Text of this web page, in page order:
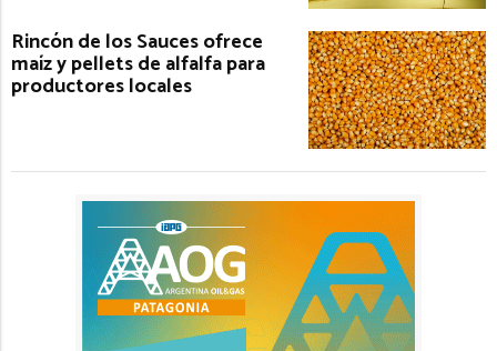
Rincón de los Sauces ofrece
maíz y pellets de alfalfa para
productores locales